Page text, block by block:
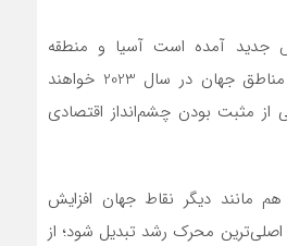
جدید آمده است آسیا و منطقه
اقیانوس آرام پویاترین مناطق جهان در سال 2023 خواهند
از مثبت بودن چشم‌انداز اقتصادی
مانند دیگر نقاط جهان افزایش
اصلی‌ترین محرک رشد تبدیل شود؛ از